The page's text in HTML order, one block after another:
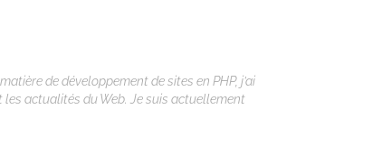
de développement de sites en PHP, j’ai
actualités du Web. Je suis actuellement